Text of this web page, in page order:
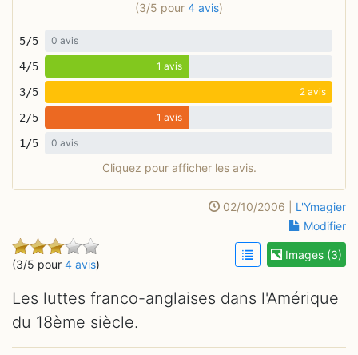
(3/5 pour 4 avis)
5/5 0 avis
4/5 1 avis
3/5 2 avis
2/5 1 avis
1/5 0 avis
Cliquez pour afficher les avis.
02/10/2006 | L'Ymagier
Modifier
(3/5 pour 4 avis)
Images (3)
Les luttes franco-anglaises dans l'Amérique
du 18ème siècle.